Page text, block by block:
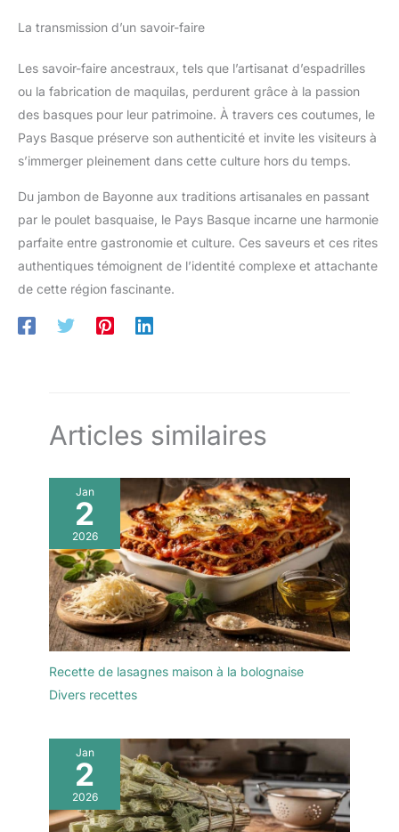
La transmission d’un savoir-faire
Les savoir-faire ancestraux, tels que l’artisanat d’espadrilles
ou la fabrication de maquilas, perdurent grâce à la passion
des basques pour leur patrimoine. À travers ces coutumes, le
Pays Basque préserve son authenticité et invite les visiteurs à
s’immerger pleinement dans cette culture hors du temps.
Du jambon de Bayonne aux traditions artisanales en passant
par le poulet basquaise, le Pays Basque incarne une harmonie
parfaite entre gastronomie et culture. Ces saveurs et ces rites
authentiques témoignent de l’identité complexe et attachante
de cette région fascinante.
Articles similaires
Jan
2
2026
Recette de lasagnes maison à la bolognaise
Divers recettes
Jan
2
2026